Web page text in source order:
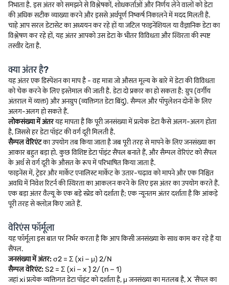
निभाता है. इस अंतर को समझने से विश्लेषकों, शोधकर्ताओं और निर्णय लेने वालों को डेटा
की अधिक सटीक व्याख्या करने और इससे अर्थपूर्ण निष्कर्ष निकालने में मदद मिलती है.
चाहे आप सरल डेटासेट का अध्ययन कर रहे हों या जटिल फाइनेंशियल या वैज्ञानिक डेटा का
विश्लेषण कर रहे हों, यह अंतर आपको उस डेटा के भीतर विविधता और स्थिरता की स्पष्ट
तस्वीर देता है.
क्या अंतर है?
यह अंतर एक डिस्पेंशन का माप है - वह मात्रा जो औसत मूल्य के बारे में डेटा की विविधता
को चेक करने के लिए इस्तेमाल की जाती है. डेटा दो प्रकार का हो सकता है: ग्रुप (वर्गीय
अंतराल में व्यक्त) और अनग्रुप (व्यक्तिगत डेटा बिंदु). सैम्पल और पॉपुलेशन दोनों के लिए
अलग-अलग हो सकते हैं.
लोकसंख्या में अंतरयह मापता है कि पूरी जनसंख्या में प्रत्येक डेटा कैसे अलग-अलग होता
है, जिससे हर डेटा पॉइंट की वर्ग दूरी मिलती है.
सैम्पल वेरिएंटका उपयोग तब किया जाता है जब पूरी तरह से मापने के लिए जनसंख्या का
आकार बहुत बड़ा हो. कुछ विशिष्ट डेटा पॉइंट सैंपल बनाते हैं, और सैम्पल वेरिएंट को सैंपल
के अर्थ से वर्ग दूरी के औसत के रूप में परिभाषित किया जाता है.
फाइनेंस में, ट्रेडर और मार्केट एनालिस्ट मार्केट के उतार-चढ़ाव को मापने और एक निश्चित
अवधि में निवेश रिटर्न की स्थिरता का आकलन करने के लिए इस अंतर का उपयोग करते हैं.
एक बड़ा अंतर वैल्यू के एक बड़े स्प्रेड को दर्शाता है; एक न्यूनतम अंतर दर्शाता है कि आंकड़े
पूरी तरह से क्लोज़ किए जाते हैं.
वेरिएंस फॉर्मूला
यह फॉर्मूला इस बात पर निर्भर करता है कि आप किसी जनसंख्या के साथ काम कर रहे हैं या
सैंपल.
जनसंख्या में अंतर:σ2 = Σ (xi − μ) 2/N
सैम्पल वेरिएंट:S2 = Σ (xi − x ̄) 2/ (n − 1)
जहां xi प्रत्येक व्यक्तिगत डेटा पॉइंट को दर्शाता है, μ जनसंख्या का मतलब है, X ̄ सैंपल का